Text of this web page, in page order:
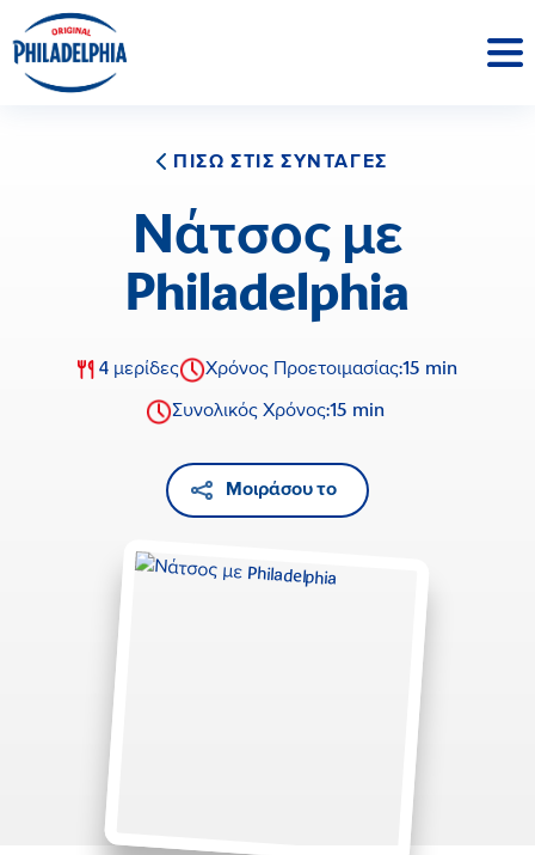
ΠΙΣΩ ΣΤΙΣ ΣΥΝΤΑΓΕΣ
Νάτσος με
Philadelphia
4 μερίδες Χρόνος Προετοιμασίας:15 min
Συνολικός Χρόνος:15 min
Μοιράσου το